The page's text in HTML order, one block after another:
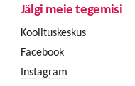
Jälgi meie tegemisi
Koolituskeskus
Facebook
Instagram